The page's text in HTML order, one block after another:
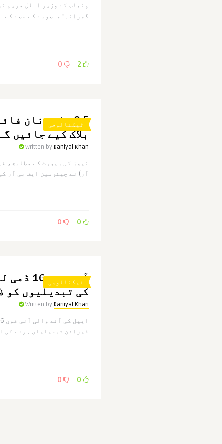
پنجاب کے وزیر اعلیٰ مریم
گھرانہ” منصوبے کے حصے کے ..
ٹیکنالوجی
0.5 ملین نان
بلاک کیے جائیں
Written by Daniyal Khan
نیوز کی رپورٹ کے مطابق،
آر) نے چیئرمین ایف بی آر
ٹیکنالوجی
آئی
کی تبدیلیوں کو
Written by Daniyal Khan
ڈیزائن تبدیلیاں ہونے کی